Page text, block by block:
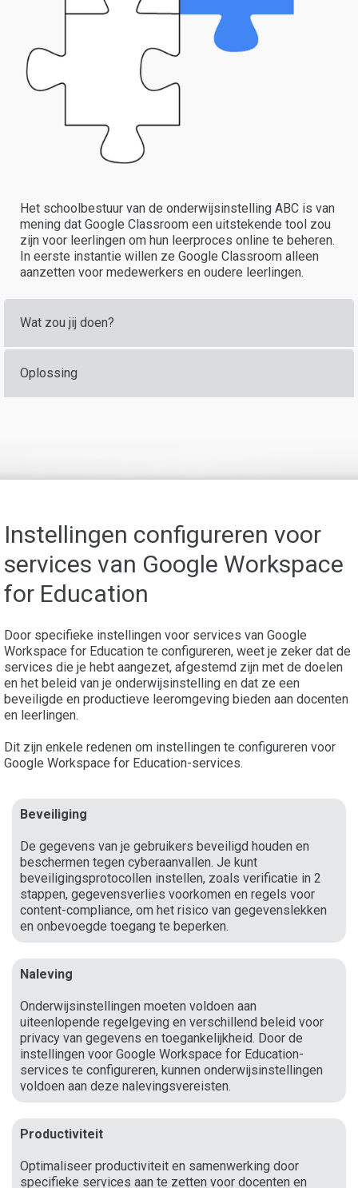
Het schoolbestuur van de onderwijsinstelling ABC is van
mening dat Google Classroom een uitstekende tool zou
zijn voor leerlingen om hun leerproces online te beheren.
In eerste instantie willen ze Google Classroom alleen
aanzetten voor medewerkers en oudere leerlingen.
Wat zou jij doen?
Oplossing
Instellingen configureren voor
services van Google Workspace
for Education
Door specifieke instellingen voor services van Google
Workspace for Education te configureren, weet je zeker dat de
services die je hebt aangezet, afgestemd zijn met de doelen
en het beleid van je onderwijsinstelling en dat ze een
beveiligde en productieve leeromgeving bieden aan docenten
en leerlingen.
Dit zijn enkele redenen om instellingen te configureren voor
Google Workspace for Education-services.
Beveiliging
De gegevens van je gebruikers beveiligd houden en
beschermen tegen cyberaanvallen. Je kunt
beveiligingsprotocollen instellen, zoals verificatie in 2
stappen, gegevensverlies voorkomen en regels voor
content-compliance, om het risico van gegevenslekken
en onbevoegde toegang te beperken.
Naleving
Onderwijsinstellingen moeten voldoen aan
uiteenlopende regelgeving en verschillend beleid voor
privacy van gegevens en toegankelijkheid. Door de
instellingen voor Google Workspace for Education-
services te configureren, kunnen onderwijsinstellingen
voldoen aan deze nalevingsvereisten.
Productiviteit
Optimaliseer productiviteit en samenwerking door
specifieke services aan te zetten voor docenten en